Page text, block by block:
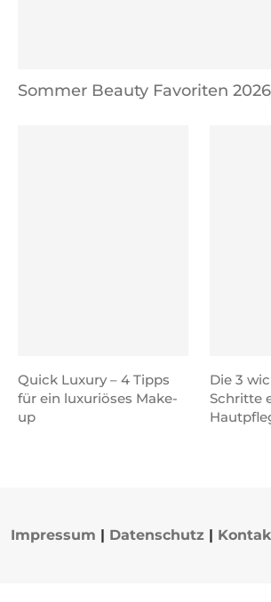
Sommer Beauty Favoriten 2026
Quick Luxury – 4 Tipps
für ein luxuriöses Make-
up
Die 3
Schritte
Impressum | Datenschutz |